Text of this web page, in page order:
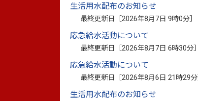
生活用水配布のお知らせ
最終更新日［2026年8月7日 9時0分
応急給水活動について
最終更新日［2026年8月7日 6時30分
応急給水活動について
最終更新日［2026年8月6日 21時29分
生活用水配布のお知らせ
読者アンケートはこちら